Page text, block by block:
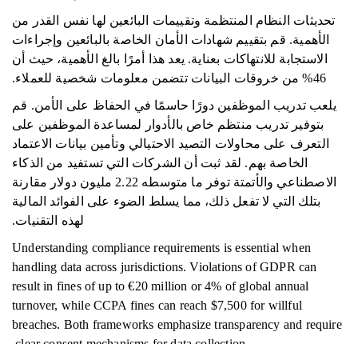
تحديثات النظام المنتظمة وتقييمات البائعين لها نفس القدر من
الأهمية. قم بتقييم شهادات الأمان الخاصة بالبائعين وإجراءات
الاستجابة للانتهاكات بعناية. يعد هذا أمرًا بالغ الأهمية، حيث أن
46% من خروقات البيانات تتضمن معلومات شخصية للعملاء.
يلعب تدريب الموظفين دورًا حاسمًا في الحفاظ على الأمن. قم
بتوفير تدريب منتظم خاص بالأدوار لمساعدة الموظفين على
التعرف على محاولات التصيد الاحتيالي وتأمين بيانات الاعتماد
الخاصة بهم. لقد ثبت أن الشركات التي تستفيد من الذكاء
الاصطناعي والأتمتة توفر ما متوسطه 2.22 مليون دولار مقارنة
بتلك التي لا تفعل ذلك، مما يسلط الضوء على الفوائد المالية
لهذه التقنيات.
Understanding compliance requirements is essential when
handling data across jurisdictions. Violations of GDPR can
result in fines of up to €20 million or 4% of global annual
turnover, while CCPA fines can reach $7,500 for willful
breaches. Both frameworks emphasize transparency and require